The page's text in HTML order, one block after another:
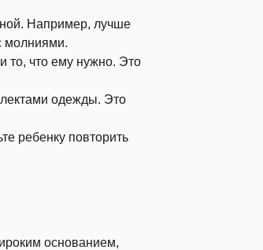
Например, лучше
молниями.
то, что ему нужно. Это
одежды. Это
ребенку повторить
основанием,